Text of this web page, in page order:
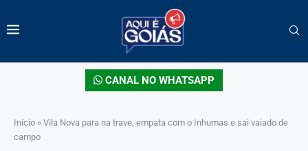
CANAL NO WHATSAPP
Início » Vila Nova para na trave, empata com o Inhumas e sai vaiado de
campo